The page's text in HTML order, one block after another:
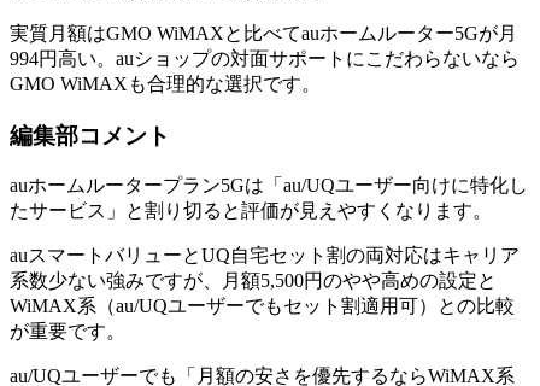
実質月額はGMO WiMAXと比べてauホームルーター5Gが月
994円高い。auショップの対面サポートにこだわらないなら
GMO WiMAXも合理的な選択です。
編集部コメント
auホームルータープラン5Gは「au/UQユーザー向けに特化し
たサービス」と割り切ると評価が見えやすくなります。
auスマートバリューとUQ自宅セット割の両対応はキャリア
系数少ない強みですが、月額5,500円のやや高めの設定と
WiMAX系（au/UQユーザーでもセット割適用可）との比較
が重要です。
au/UQユーザーでも「月額の安さを優先するならWiMAX系